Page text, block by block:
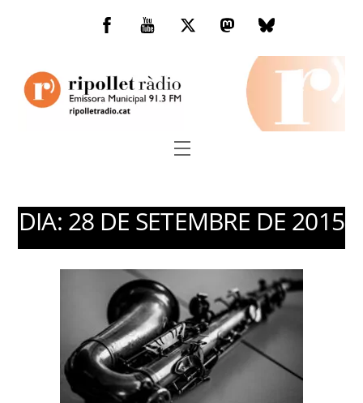
Facebook
You
TwitterMastodonBluesky
Menu
DIA: 28 DE SETEMBRE DE 2015